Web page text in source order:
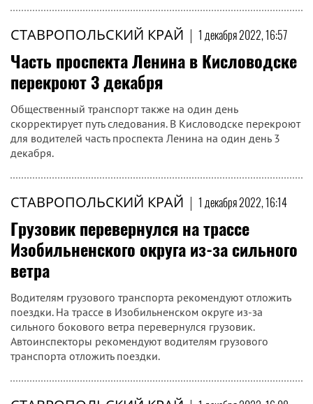
СТАВРОПОЛЬСКИЙ КРАЙ | 1 декабря 2022, 16:57
Часть проспекта Ленина в Кисловодске
перекроют 3 декабря
Общественный транспорт также на один день
скорректирует путь следования. В Кисловодске перекроют
для водителей часть проспекта Ленина на один день 3
декабря.
СТАВРОПОЛЬСКИЙ КРАЙ | 1 декабря 2022, 16:14
Грузовик перевернулся на трассе
Изобильненского округа из-за сильного
ветра
Водителям грузового транспорта рекомендуют отложить
поездки. На трассе в Изобильненском округе из-за
сильного бокового ветра перевернулся грузовик.
Автоинспекторы рекомендуют водителям грузового
транспорта отложить поездки.